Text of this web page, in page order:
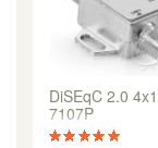
DiSEqC 2.0
7107P